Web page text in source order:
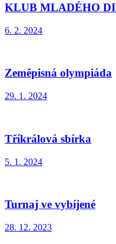
KLUB MLADÉHO
6. 2. 2024
Zeměpisná olympiáda
29. 1. 2024
Tříkrálová sbírka
5. 1. 2024
Turnaj ve vybíjené
28. 12. 2023